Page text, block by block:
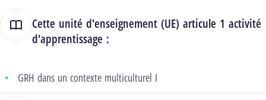
Cette unité d'enseignement (UE) articule 1 activité
d'apprentissage :
GRH dans un contexte multiculturel I